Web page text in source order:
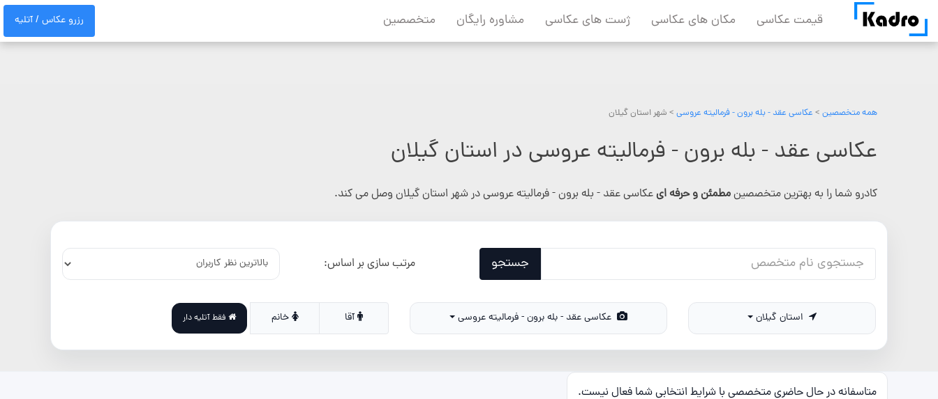
content
قیمت عکاسی مکان های عکاسی ژست های عکاسی مشاوره رایگان متخصصین رزرو عکاس / آتلیه
همه متخصصین > عکاسی عقد - بله برون - فرمالیته عروسی > شهر استان گیلان
عکاسی عقد - بله برون - فرمالیته عروسی در استان گیلان
کادرو شما را به بهترین متخصصینمطمئن و حرفه ایعکاسی عقد - بله برون - فرمالیته عروسی در شهر استان گیلان وصل می کند.
جستجو مرتب سازی بر اساس:
عکاسی عقد - بله برون - فرمالیته عروسی آقا خانم فقط آتلیه دار
متاسفانه در حال حاضری متخصصی با شرایط انتخابی شما فعال نیست.